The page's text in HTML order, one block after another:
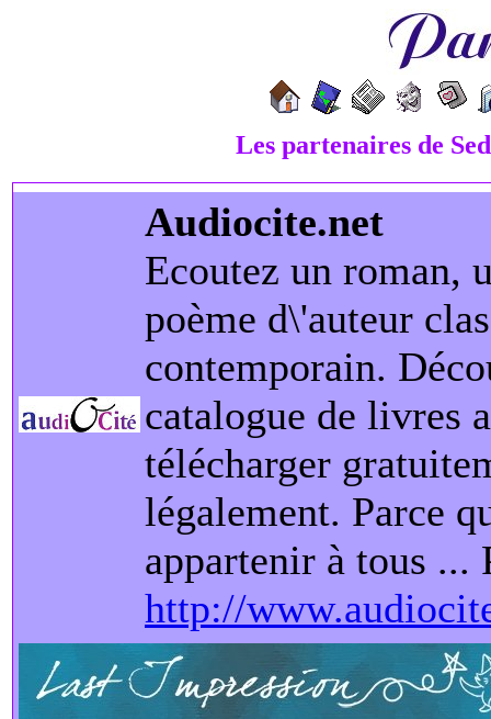
Les partenaires de
Audiocite.net
Ecoutez un roman,
poème d\'auteur
contemporain.
catalogue de livres
télécharger
légalement. Parce
appartenir à tous ...
http://